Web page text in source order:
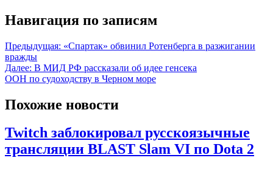
Навигация по записям
Предыдущая: «Спартак» обвинил Ротенберга в разжигании
вражды
Далее: В МИД РФ рассказали об идее генсека
ООН по судоходству в Черном море
Похожие новости
Twitch заблокировал русскоязычные
трансляции BLAST Slam VI по Dota 2